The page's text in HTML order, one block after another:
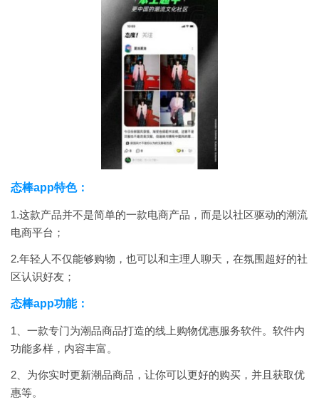
态棒app特色：
1.这款产品并不是简单的一款电商产品，而是以社区驱动的潮流
电商平台；
2.年轻人不仅能够购物，也可以和主理人聊天，在氛围超好的社
区认识好友；
态棒app功能：
1、一款专门为潮品商品打造的线上购物优惠服务软件。 软件内
功能多样，内容丰富。
2、 为你实时更新潮品商品，让你可以更好的购买，并且获取优
惠等。